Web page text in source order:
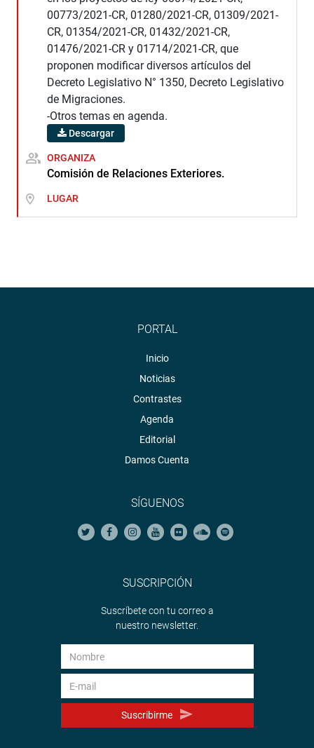
00773/2021-CR, 01280/2021-CR, 01309/2021-
CR, 01354/2021-CR, 01432/2021-CR,
01476/2021-CR y 01714/2021-CR, que
proponen modificar diversos artículos del
Decreto Legislativo N° 1350, Decreto Legislativo
de Migraciones.
-Otros temas en agenda.
Descargar
ORGANIZA
Comisión de Relaciones Exteriores.
LUGAR
PORTAL
Inicio
Noticias
Contrastes
Agenda
Editorial
Damos Cuenta
SÍGUENOS
SUSCRIPCIÓN
Suscríbete con tu correo a
nuestro newsletter.
Suscribirme